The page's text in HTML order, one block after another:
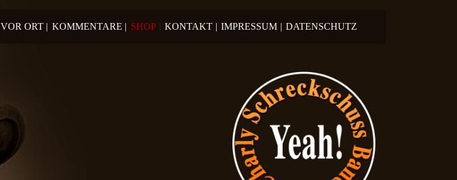
VOR ORT | KOMMENTARE | SHOP | KONTAKT | IMPRESSUM | DATENSCHUTZ